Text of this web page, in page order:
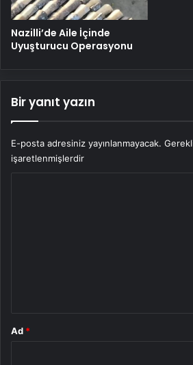
Nazilli’de Aile İçinde
Uyuşturucu Operasyonu
Bir yanıt yazın
E-posta adresiniz yayınlanmayacak.
işaretlenmişlerdir
Ad *